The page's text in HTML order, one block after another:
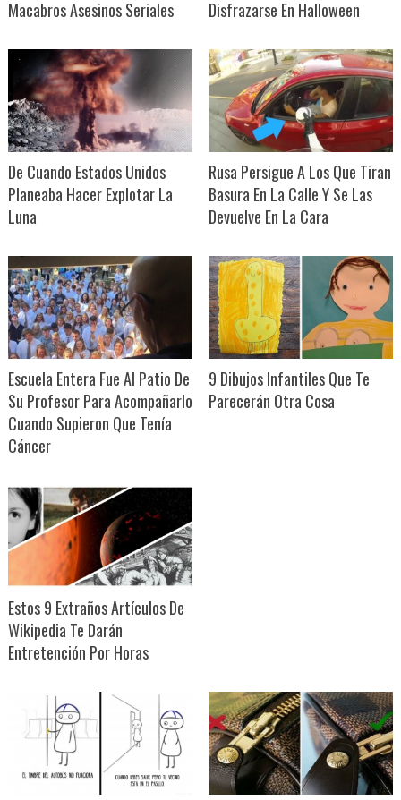
Macabros Asesinos Seriales
Disfrazarse En Halloween
De Cuando Estados Unidos
Planeaba Hacer Explotar La
Luna
Rusa Persigue A Los Que Tiran
Basura En La Calle Y Se Las
Devuelve En La Cara
Escuela Entera Fue Al Patio De
Su Profesor Para Acompañarlo
Cuando Supieron Que Tenía
Cáncer
9 Dibujos Infantiles Que Te
Parecerán Otra Cosa
Estos 9 Extraños Artículos De
Wikipedia Te Darán
Entretención Por Horas